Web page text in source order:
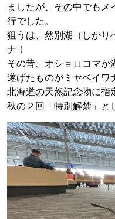
ましたが、その中でも
行でした。
狙うは、然別湖（しかり
ナ！
その昔、オショロコマが
遂げたものがミヤベイワ
北海道の天然記念物に指
秋の２回「特別解禁」と